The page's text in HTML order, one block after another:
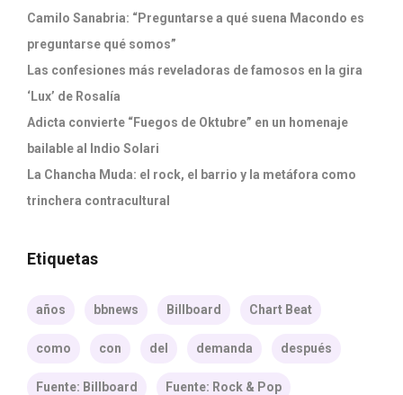
Camilo Sanabria: “Preguntarse a qué suena Macondo es
preguntarse qué somos”
Las confesiones más reveladoras de famosos en la gira
‘Lux’ de Rosalía
Adicta convierte “Fuegos de Oktubre” en un homenaje
bailable al Indio Solari
La Chancha Muda: el rock, el barrio y la metáfora como
trinchera contracultural
Etiquetas
años bbnews Billboard Chart Beat
como con del demanda después
Fuente: Billboard Fuente: Rock & Pop